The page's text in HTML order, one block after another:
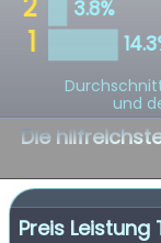
und
Die
Preis Leistung